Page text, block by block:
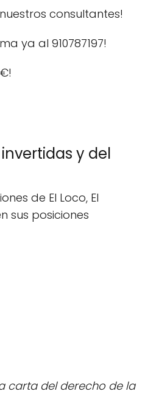
consultantes!
ya al 910787197!
y del
de El Loco, El
sus posiciones
carta del derecho de la